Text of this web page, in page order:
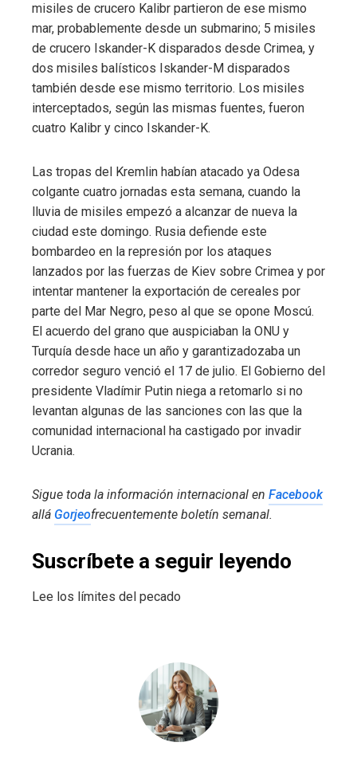
misiles de crucero Kalibr partieron de ese mismo
mar, probablemente desde un submarino; 5 misiles
de crucero Iskander-K disparados desde Crimea, y
dos misiles balísticos Iskander-M disparados
también desde ese mismo territorio. Los misiles
interceptados, según las mismas fuentes, fueron
cuatro Kalibr y cinco Iskander-K.
Las tropas del Kremlin habían atacado ya Odesa
colgante cuatro jornadas esta semana, cuando la
lluvia de misiles empezó a alcanzar de nueva la
ciudad este domingo. Rusia defiende este
bombardeo en la represión por los ataques
lanzados por las fuerzas de Kiev sobre Crimea y por
intentar mantener la exportación de cereales por
parte del Mar Negro, peso al que se opone Moscú.
El acuerdo del grano que auspiciaban la ONU y
Turquía desde hace un año y garantizadozaba un
corredor seguro venció el 17 de julio. El Gobierno del
presidente Vladímir Putin niega a retomarlo si no
levantan algunas de las sanciones con las que la
comunidad internacional ha castigado por invadir
Ucrania.
Sigue toda la información internacional en Facebook
allá Gorjeofrecuentemente boletín semanal.
Suscríbete a seguir leyendo
Lee los límites del pecado